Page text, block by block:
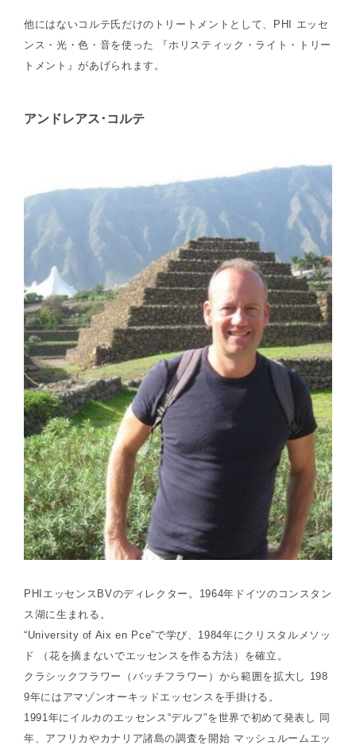
他にはないコルテ氏だけのトリートメントとして、PHI エッセ
ンス・光・色・音を使った 『ホリスティック・ライト・トリー
トメント』があげられます。
アンドレアス･コルテ
PHIエッセンスBVのディレクター。1964年ドイツのコンスタン
ス湖に生まれる。
“University of Aix en Pce”で学び、1984年にクリスタルメソッ
ド （花を摘まないでエッセンスを作る方法）を確立。
クラシックフラワー（バッチフラワー）から範囲を拡大し 198
9年にはアマゾンオーキッドエッセンスを手掛ける。
1991年にイルカのエッセンス“デルフ”を世界で初めて発表し 同
年、アフリカやカナリア諸島の調査を開始 マッシュルームエッ